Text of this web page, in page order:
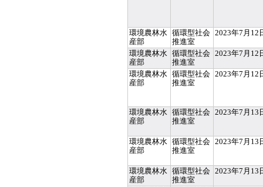
環境農林水
産部
循環型社会
推進室
2023年7月12
環境農林水
産部
循環型社会
推進室
2023年7月12
環境農林水
産部
循環型社会
推進室
2023年7月12
環境農林水
産部
循環型社会
推進室
2023年7月13
環境農林水
産部
循環型社会
推進室
2023年7月13
環境農林水
産部
循環型社会
推進室
2023年7月13